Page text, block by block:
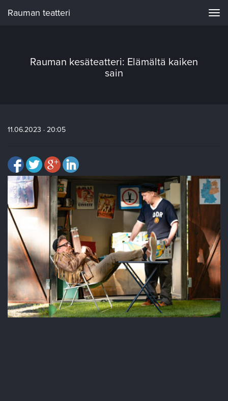
Rauman teatteri
Rauman kesäteatteri: Elämältä kaiken
sain
11.06.2023 · 20:05